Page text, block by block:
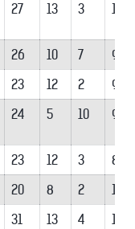
27 13 3 11
26 10 7
9
23 12 2
9
24 5 10 9
23 12 3
8
20 8 2
10
31 13 4
14